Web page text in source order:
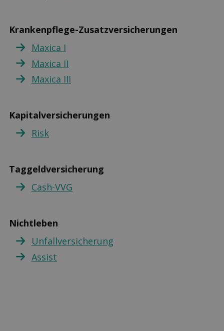
Krankenpflege-Zusatzversicherungen
Maxica I
Maxica II
Maxica III
Kapitalversicherungen
Risk
Taggeldversicherung
Cash-VVG
Nichtleben
Unfallversicherung
Assist